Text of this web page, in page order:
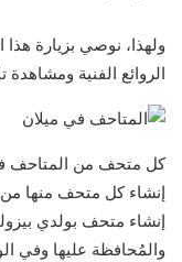
ولهذا، نوصي بزيارة
الروائع الفنية ومشاهدة
كل متحف من المتاحف
إنشاء كل متحف منها
إنشاء متحف بولدي
والمُحافظة عليها وفي